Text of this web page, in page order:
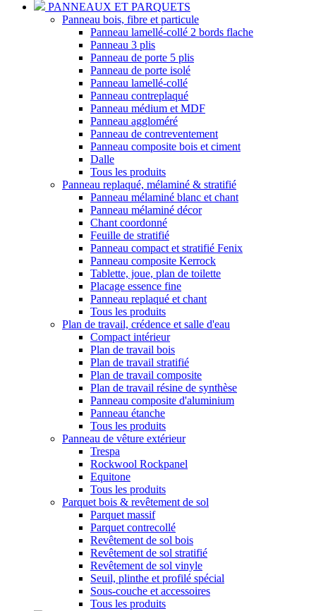
PANNEAUX ET PARQUETS
Panneau bois, fibre et particule
Panneau lamellé-collé 2 bords flache
Panneau 3 plis
Panneau de porte 5 plis
Panneau de porte isolé
Panneau lamellé-collé
Panneau contreplaqué
Panneau médium et MDF
Panneau aggloméré
Panneau de contreventement
Panneau composite bois et ciment
Dalle
Tous les produits
Panneau replaqué, mélaminé & stratifié
Panneau mélaminé blanc et chant
Panneau mélaminé décor
Chant coordonné
Feuille de stratifié
Panneau compact et stratifié Fenix
Panneau composite Kerrock
Tablette, joue, plan de toilette
Placage essence fine
Panneau replaqué et chant
Tous les produits
Plan de travail, crédence et salle d'eau
Compact intérieur
Plan de travail bois
Plan de travail stratifié
Plan de travail composite
Plan de travail résine de synthèse
Panneau composite d'aluminium
Panneau étanche
Tous les produits
Panneau de vêture extérieur
Trespa
Rockwool Rockpanel
Equitone
Tous les produits
Parquet bois & revêtement de sol
Parquet massif
Parquet contrecollé
Revêtement de sol bois
Revêtement de sol stratifié
Revêtement de sol vinyle
Seuil, plinthe et profilé spécial
Sous-couche et accessoires
Tous les produits